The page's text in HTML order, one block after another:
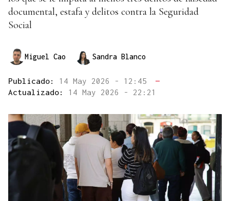
documental, estafa y delitos contra la Seguridad
Social
Miguel Cao Sandra Blanco
Publicado: 14 May 2026 - 12:45
—
Actualizado: 14 May 2026 - 22:21